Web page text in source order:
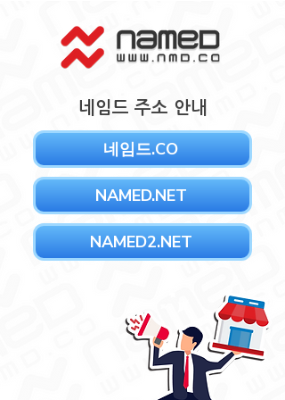
네임드 주소 안내
네임드.CO
NAMED.NET
NAMED2.NET